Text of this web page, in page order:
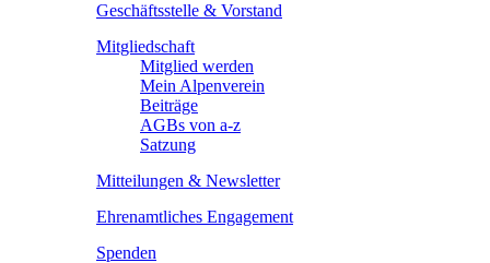
Geschäftsstelle & Vorstand
Mitgliedschaft
Mitglied werden
Mein Alpenverein
Beiträge
AGBs von a-z
Satzung
Mitteilungen & Newsletter
Ehrenamtliches Engagement
Spenden